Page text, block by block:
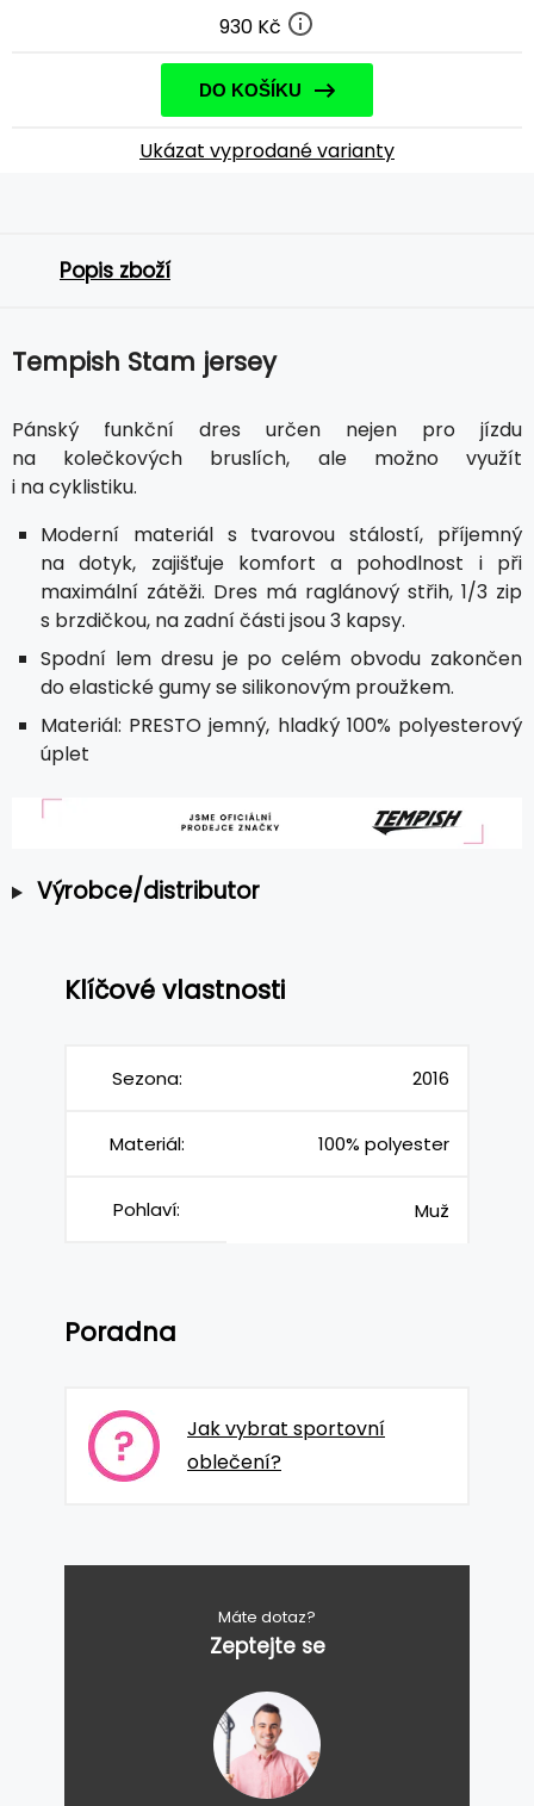
930 Kč
DO KOŠÍKU
Ukázat vyprodané varianty
Popis zboží
Tempish Stam jersey
Pánský funkční dres určen nejen pro jízdu
na kolečkových bruslích, ale možno využít
i na cyklistiku.
Moderní materiál s tvarovou stálostí, příjemný
na dotyk, zajišťuje komfort a pohodlnost i při
maximální zátěži. Dres má raglánový střih, 1/3 zip
s brzdičkou, na zadní části jsou 3 kapsy.
Spodní lem dresu je po celém obvodu zakončen
do elastické gumy se silikonovým proužkem.
Materiál: PRESTO jemný, hladký 100% polyesterový
úplet
Výrobce/distributor
Klíčové vlastnosti
Sezona: 2016
Materiál: 100% polyester
Pohlaví: Muž
Poradna
Jak vybrat sportovní
oblečení?
Máte dotaz?
Zeptejte se